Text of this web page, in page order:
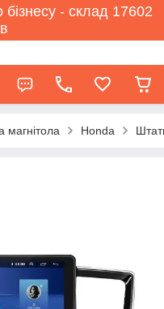
- склад 17602
магнітола Honda